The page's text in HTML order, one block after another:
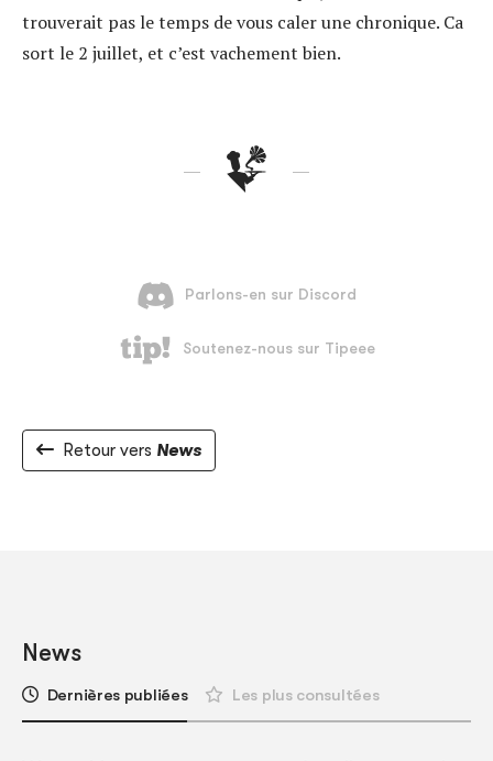
trouverait pas le temps de vous caler une chronique. Ca
sort le 2 juillet, et c’est vachement bien.
Retour vers News
News
Dernières publiées Les plus consultées